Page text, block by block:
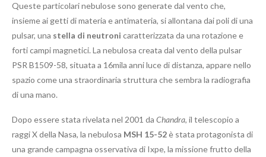
Queste particolari nebulose sono generate dal vento che,
insieme ai getti di materia e antimateria, si allontana dai poli di una
pulsar, una stella di neutroni caratterizzata da una rotazione e
forti campi magnetici. La nebulosa creata dal vento della pulsar
PSR B1509-58, situata a 16mila anni luce di distanza, appare nello
spazio come una straordinaria struttura che sembra la radiografia
di una mano.
Dopo essere stata rivelata nel 2001 da Chandra, il telescopio a
raggi X della Nasa, la nebulosa MSH 15-52è stata protagonista di
una grande campagna osservativa di Ixpe, la missione frutto della